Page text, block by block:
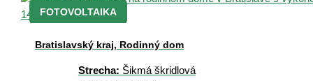
FOTOVOLTAIKA
Bratislavský kraj, Rodinný dom
Strecha: Šikmá škridlová